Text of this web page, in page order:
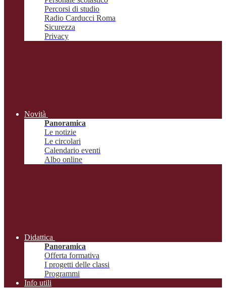
Percorsi di studio
Radio Carducci Roma
Sicurezza
Privacy
Novità
Panoramica
Le notizie
Le circolari
Calendario eventi
Albo online
Didattica
Panoramica
Offerta formativa
I progetti delle classi
Programmi
Info utili